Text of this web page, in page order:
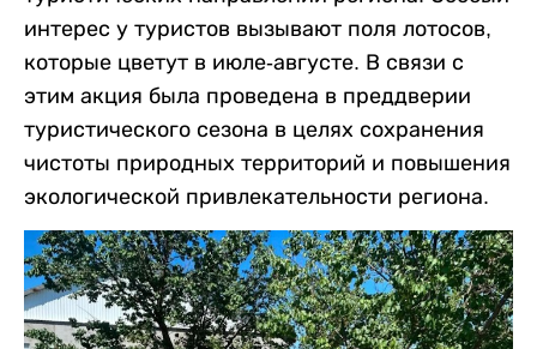
интерес у туристов вызывают поля лотосов,
которые цветут в июле-августе. В связи с
этим акция была проведена в преддверии
туристического сезона в целях сохранения
чистоты природных территорий и повышения
экологической привлекательности региона.